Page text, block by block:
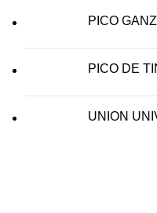
PICO
PICO DE
UNION